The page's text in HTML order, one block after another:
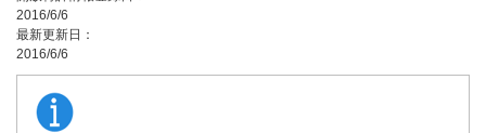
2016/6/6
最新更新日：
2016/6/6